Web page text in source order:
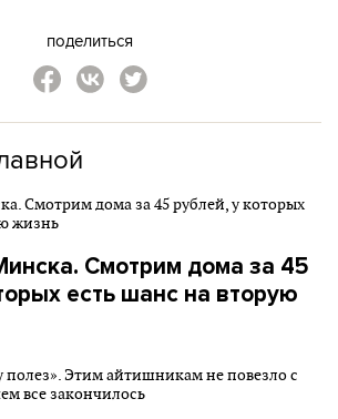
поделиться
Смотрим дома за 45
есть шанс на вторую